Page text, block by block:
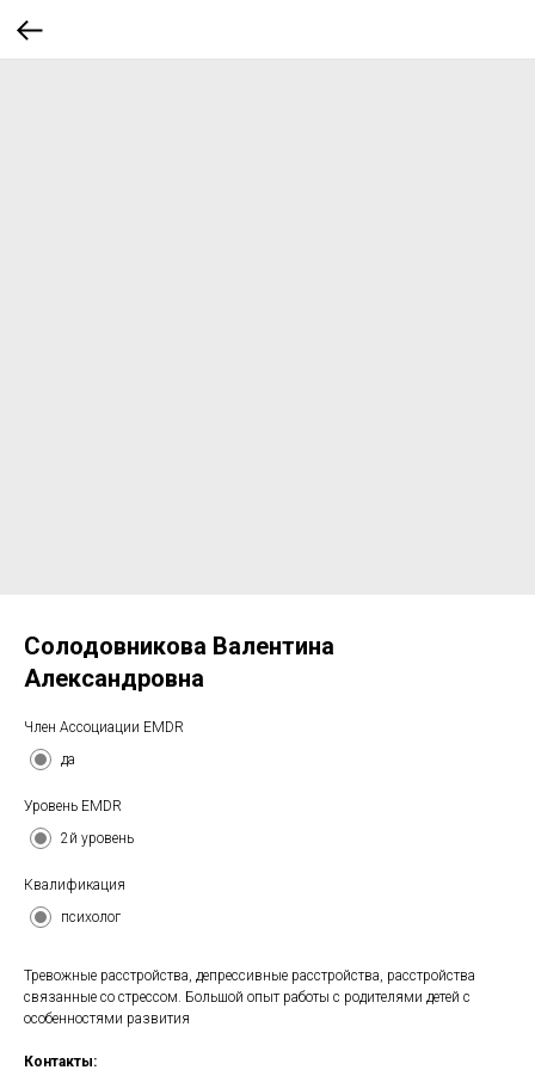
Солодовникова Валентина
Александровна
Член Ассоциации EMDR
да
Уровень EMDR
2й уровень
Квалификация
психолог
Тревожные расстройства, депрессивные расстройства, расстройства
связанные со стрессом. Большой опыт работы с родителями детей с
особенностями развития
Контакты: